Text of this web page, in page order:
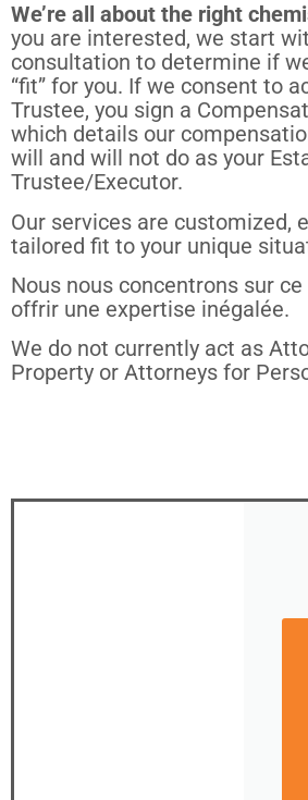
We’re all about the right
you are interested, we start
consultation to determine if
“fit” for you. If we consent to
Trustee, you sign a
which details our
will and will not do as your
Trustee/Executor.
Our services are customized,
tailored fit to your unique
Nous nous concentrons sur
offrir une expertise inégalée.
We do not currently act as
Property or Attorneys for